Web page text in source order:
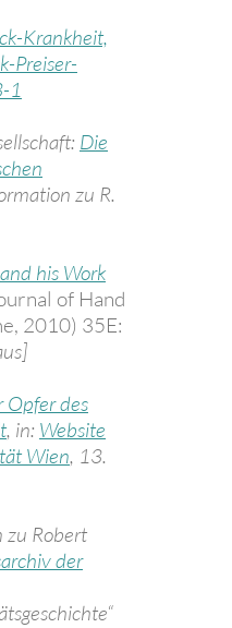
Krankheit,
Preiser-
1
Die
zu R.
his Work
of Hand
2010) 35E:
des
, in: Website
Wien, 13.
zu Robert
der